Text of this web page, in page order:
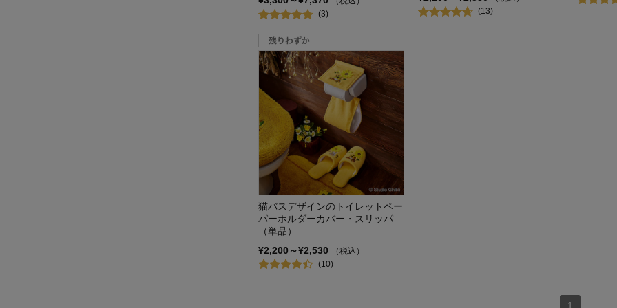
(3)
(13)
猫バスデザインのトイレットペー
パーホルダーカバー・スリッパ
（単品）
¥2,200～¥2,530
（税込）
(10)
1